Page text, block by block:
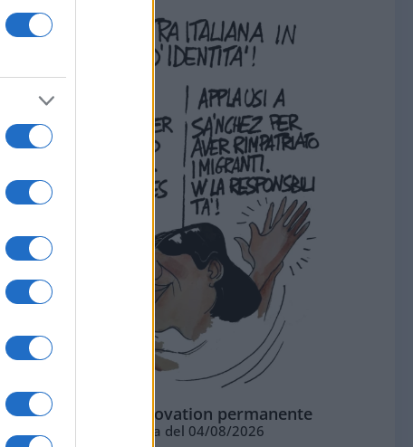
La standing ovation permanente
Vignetta del 04/08/2026